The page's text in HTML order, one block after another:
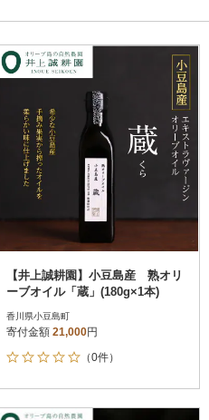
決済方法 解除
PayPay
クレジットカード決済
Amazon Pay
楽天ペイ
コンビニ支払い
ソフトバンクまとめて支払い
d払い
金融機関(Pay-easy決済)
【井上誠耕園】小豆島産 熟オリ
ーブオイル「蔵」(180g×1本)
香川県小豆島町
寄付金額 21,000円
（0件）